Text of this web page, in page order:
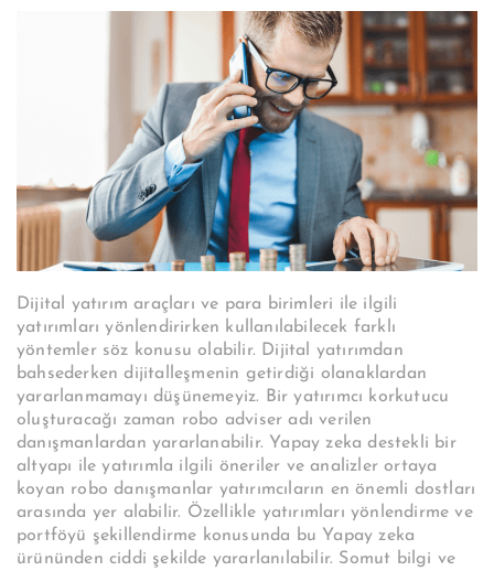
Dijital yatırım araçları ve para birimleri ile ilgili
yatırımları yönlendirirken kullanılabilecek farklı
yöntemler söz konusu olabilir. Dijital yatırımdan
bahsederken dijitalleşmenin getirdiği olanaklardan
yararlanmamayı düşünemeyiz. Bir yatırımcı korkutucu
oluşturacağı zaman robo adviser adı verilen
danışmanlardan yararlanabilir. Yapay zeka destekli bir
altyapı ile yatırımla ilgili öneriler ve analizler ortaya
koyan robo danışmanlar yatırımcıların en önemli dostları
arasında yer alabilir. Özellikle yatırımları yönlendirme ve
portföyü şekillendirme konusunda bu Yapay zeka
ürününden ciddi şekilde yararlanılabilir. Somut bilgi ve